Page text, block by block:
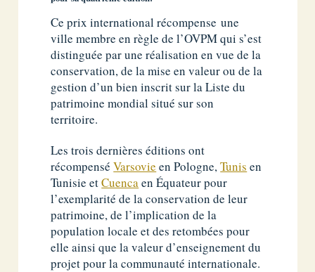
Ce prix international récompenseune
ville membre en règle de l’OVPM qui s’est
distinguée par une réalisation en vue de la
conservation, de la mise en valeur ou de la
gestion d’un bien inscrit sur la Liste du
patrimoine mondial situé sur son
territoire.
Les trois dernières éditions ont
récompenséVarsovie en Pologne,Tunis en
Tunisie etCuencaen Équateur pour
l’exemplarité de la conservation de leur
patrimoine, de l’implication de la
population locale et des retombées pour
elle ainsi que la valeur d’enseignement du
projet pour la communauté internationale.